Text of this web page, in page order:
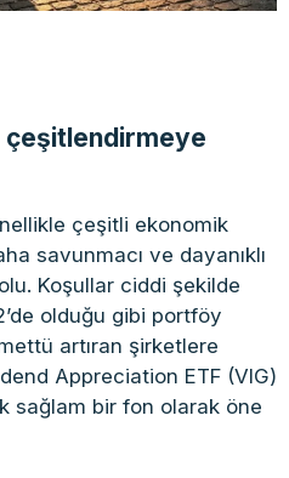
çeşitli ekonomik
savunmacı ve dayanıklı
Koşullar ciddi şekilde
olduğu gibi portföy
artıran şirketlere
Appreciation ETF (VIG)
sağlam bir fon olarak öne